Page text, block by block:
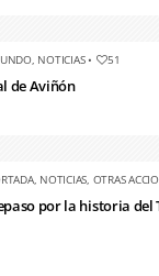
, NOTICIAS• 51
de Aviñón
, NOTICIAS OTRAS
por la historia del